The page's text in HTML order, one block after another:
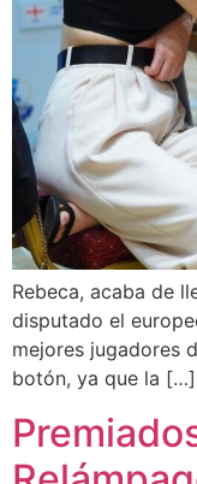
Rebeca, acaba de
disputado el
mejores jugadores
botón, ya que la […]